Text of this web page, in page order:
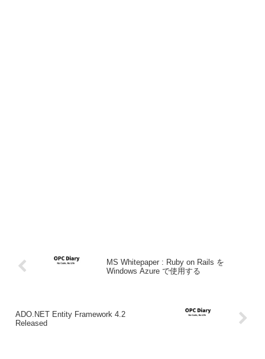
MS Whitepaper : Ruby on Rails を
Windows Azure で使用する
ADO.NET Entity Framework 4.2
Released